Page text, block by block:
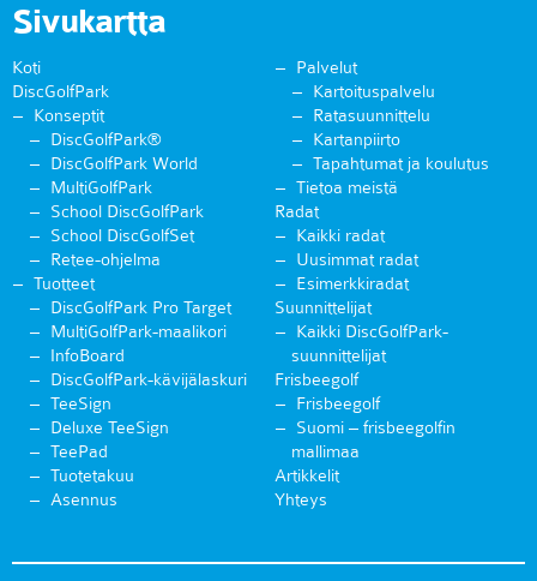
Sivukartta
Koti
DiscGolfPark
Konseptit
DiscGolfPark®
DiscGolfPark World
MultiGolfPark
School DiscGolfPark
School DiscGolfSet
Retee-ohjelma
Tuotteet
DiscGolfPark Pro Target
MultiGolfPark-maalikori
InfoBoard
DiscGolfPark-kävijälaskuri
TeeSign
Deluxe TeeSign
TeePad
Tuotetakuu
Asennus
Palvelut
Kartoituspalvelu
Ratasuunnittelu
Kartanpiirto
Tapahtumat ja koulutus
Tietoa meistä
Radat
Kaikki radat
Uusimmat radat
Esimerkkiradat
Suunnittelijat
Kaikki DiscGolfPark-
suunnittelijat
Frisbeegolf
Frisbeegolf
Suomi – frisbeegolfin
mallimaa
Artikkelit
Yhteys